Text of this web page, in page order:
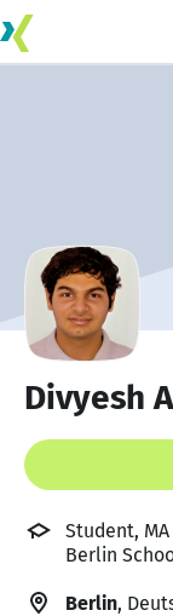
Divyesh
Student,
Berlin
Berlin,